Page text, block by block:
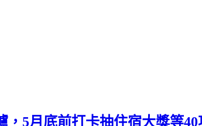
，5月底前打卡抽住宿大獎等